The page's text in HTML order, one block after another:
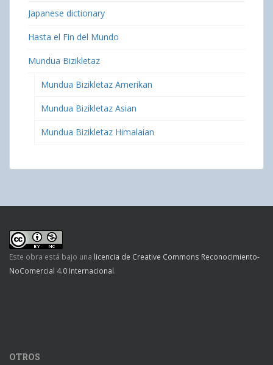
Japanese dictionary
Hasta el Fin del Mundo
Mundua Bizikletaz
Mundua Bizikletaz Amerikan
Mundua Bizikletaz Asian
Mundua Bizikletaz Himalaian
Este obra está bajo una licencia de Creative Commons Reconocimiento-
NoComercial 4.0 Internacional.
OTROS